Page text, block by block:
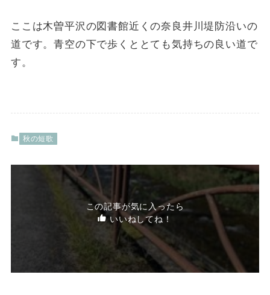
ここは木曽平沢の図書館近くの奈良井川堤防沿いの
道です。青空の下で歩くととても気持ちの良い道で
す。
秋の短歌
この記事が気に入ったら
いいねしてね！